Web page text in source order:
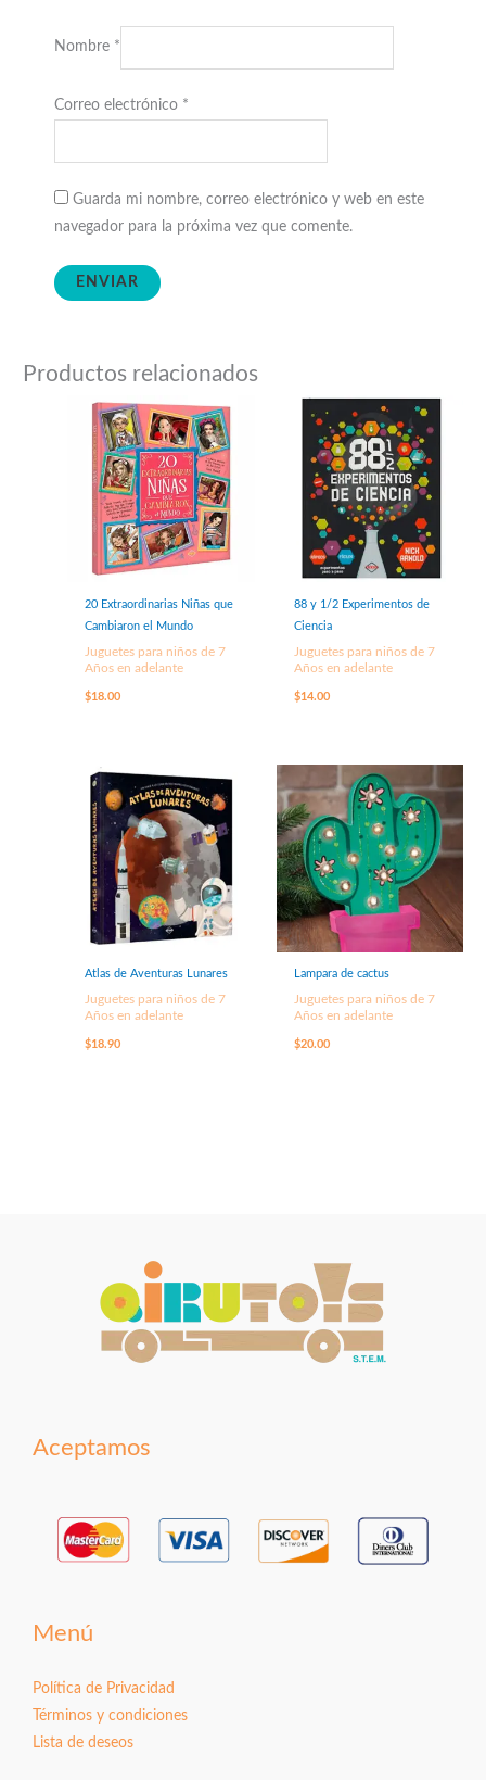
Nombre *
Correo electrónico *
Guarda mi nombre, correo electrónico y web en este
navegador para la próxima vez que comente.
Productos relacionados
20 Extraordinarias Niñas que
Cambiaron el Mundo
Juguetes para niños de 7
Años en adelante
$18.00
88 y 1/2 Experimentos de
Ciencia
Juguetes para niños de 7
Años en adelante
$14.00
Atlas de Aventuras Lunares
Juguetes para niños de 7
Años en adelante
$18.90
Lampara de cactus
Juguetes para niños de 7
Años en adelante
$20.00
Aceptamos
Menú
Política de Privacidad
Términos y condiciones
Lista de deseos